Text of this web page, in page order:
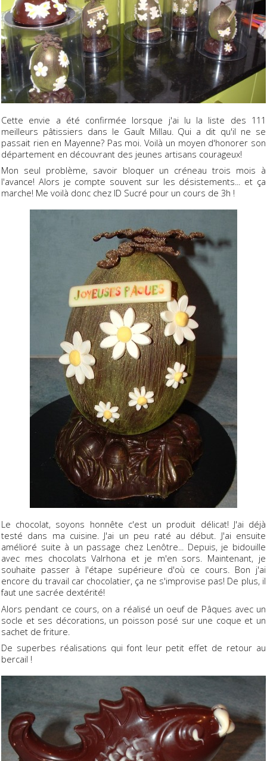
Cette envie a été confirmée lorsque j'ai lu la liste des 111
meilleurs pâtissiers dans le Gault Millau. Qui a dit qu'il ne se
passait rien en Mayenne? Pas moi. Voilà un moyen d'honorer son
département en découvrant des jeunes artisans courageux!
Mon seul problème, savoir bloquer un créneau trois mois à
l'avance! Alors je compte souvent sur les désistements... et ça
marche! Me voilà donc chez ID Sucré pour un cours de 3h !
Le chocolat, soyons honnête c'est un produit délicat! J'ai déjà
testé dans ma cuisine. J'ai un peu raté au début. J'ai ensuite
amélioré suite à un passage chez Lenôtre... Depuis, je bidouille
avec mes chocolats Valrhona et je m'en sors. Maintenant, je
souhaite passer à l'étape supérieure d'où ce cours. Bon j'ai
encore du travail car chocolatier, ça ne s'improvise pas! De plus, il
faut une sacrée dextérité!
Alors pendant ce cours, on a réalisé un oeuf de Pâques avec un
socle et ses décorations, un poisson posé sur une coque et un
sachet de friture.
De superbes réalisations qui font leur petit effet de retour au
bercail !